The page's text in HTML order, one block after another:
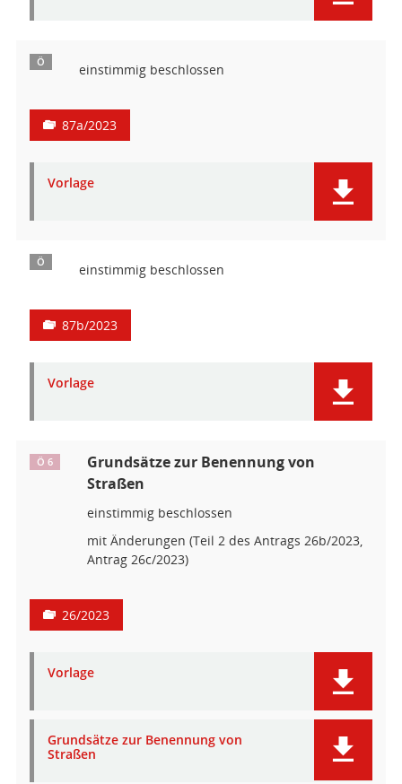
Ö einstimmig beschlossen
87a/2023
Vorlage
Ö einstimmig beschlossen
87b/2023
Vorlage
Ö 6
Grundsätze zur Benennung von
Straßen
einstimmig beschlossen
mit Änderungen (Teil 2 des Antrags 26b/2023,
Antrag 26c/2023)
26/2023
Vorlage
Grundsätze zur Benennung von
Straßen